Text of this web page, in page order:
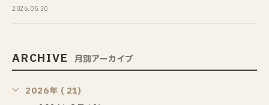
2026.05.30
ARCHIVE 月別アーカイブ
2026年 ( 21)